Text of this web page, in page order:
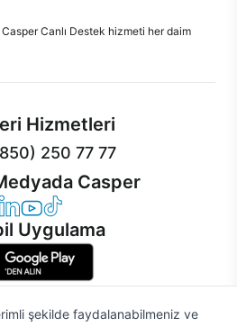
Canlı Destek hizmeti her daim
Hizmetleri
250 77 77
Casper
TwitterLinkedIn
Casper YouTube
Casper TikTok
Uygulama
şekilde faydalanabilmeniz ve